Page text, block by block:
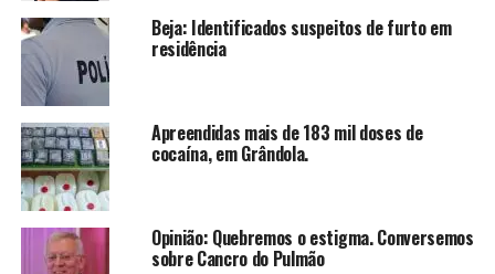
Beja: Identificados suspeitos de furto em
residência
Apreendidas mais de 183 mil doses de
cocaína, em Grândola.
Opinião: Quebremos o estigma. Conversemos
sobre Cancro do Pulmão